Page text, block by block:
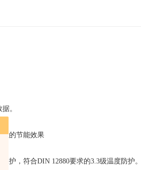
。
的节能效果
护，符合DIN 12880要求的3.3级温度防护。